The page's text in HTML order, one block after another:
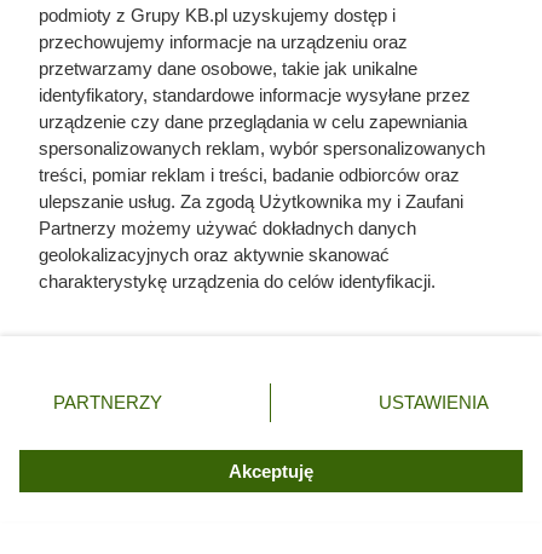
Petunie rozwijają dużą ilość kwiatów przez całe lato, fot. PHG
Pictures
Drukuj
Aby petunie przez wiele tygodni wspaniale kwitły w
podmioty z Grupy KB.pl uzyskujemy dostęp i
przechowujemy informacje na urządzeniu oraz
przetwarzamy dane osobowe, takie jak unikalne
identyfikatory, standardowe informacje wysyłane przez
urządzenie czy dane przeglądania w celu zapewniania
spersonalizowanych reklam, wybór spersonalizowanych
treści, pomiar reklam i treści, badanie odbiorców oraz
ulepszanie usług. Za zgodą Użytkownika my i Zaufani
Partnerzy możemy używać dokładnych danych
geolokalizacyjnych oraz aktywnie skanować
charakterystykę urządzenia do celów identyfikacji.
zmienić/wycofać klikając przycisk ustawień prywatności
znajdujący się w lewym dolnym rogu strony. Niektóre
użytkownika, ale masz prawo sprzeciwić się takiemu
przetwarzaniu. Preferencje będą miały zastosowania tylko
PARTNERZY USTAWIENIA
Akceptuję